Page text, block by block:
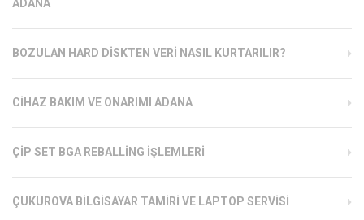
ADANA
BOZULAN HARD DISKTEN VERI NASIL KURTARILIR?
CIHAZ BAKIM VE ONARIMI ADANA
ÇIP SET BGA REBALLING İŞLEMLERI
ÇUKUROVA BILGISAYAR TAMIRI VE LAPTOP SERVISI